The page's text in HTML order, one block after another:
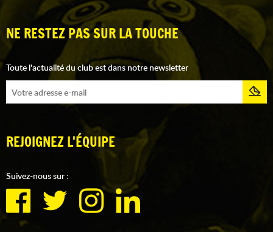
NE RESTEZ PAS SUR LA TOUCHE
Toute l'actualité du club est dans notre newsletter
REJOIGNEZ L'ÉQUIPE
Suivez-nous sur :